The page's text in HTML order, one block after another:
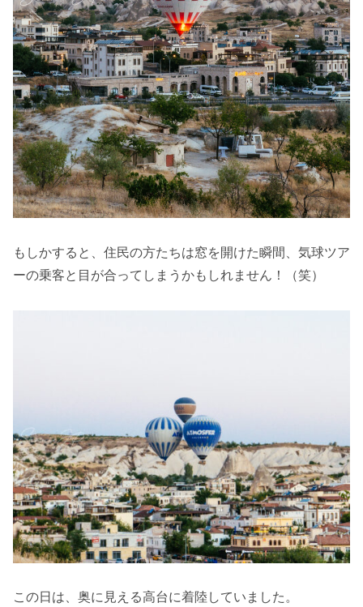
もしかすると、住民の方たちは窓を開けた瞬間、気球ツア
ーの乗客と目が合ってしまうかもしれません！（笑）
この日は、奥に見える高台に着陸していました。